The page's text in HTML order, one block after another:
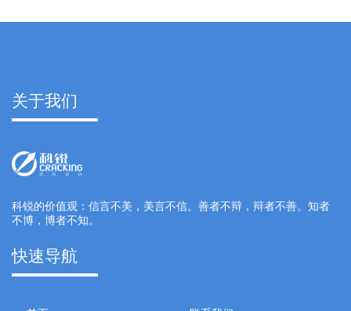
关于我们
科锐的价值观：信言不美，美言不信。善者不辩，辩者不善。知者
不博，博者不知。
快速导航